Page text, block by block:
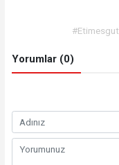
#Etimesgut
Yorumlar (0)